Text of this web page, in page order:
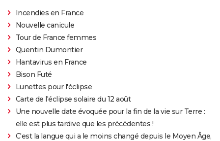
Incendies en France
Nouvelle canicule
Tour de France femmes
Quentin Dumontier
Hantavirus en France
Bison Futé
Lunettes pour l'éclipse
Carte de l'éclipse solaire du 12 août
Une nouvelle date évoquée pour la fin de la vie sur Terre :
elle est plus tardive que les précédentes !
C'est la langue qui a le moins changé depuis le Moyen Âge,